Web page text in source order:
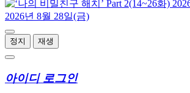
정지 재생
아이디 로그인